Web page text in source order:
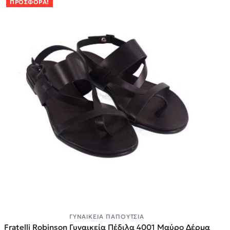
ΠΡΟΣΦΟΡΆ!
ΓΥΝΑΙΚΕΊΑ ΠΑΠΟΎΤΣΙΑ
Fratelli Robinson Γυναικεία Πέδιλα 4001 Μαύρο Δέρμα